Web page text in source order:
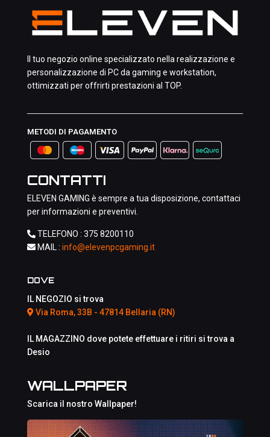
Il tuo negozio online specializzato nella realizzazione e
personalizzazione di PC da gaming e workstation,
ottimizzati per offrirti prestazioni al TOP.
METODI DI PAGAMENTO
CONTATTI
ELEVEN GAMING è sempre a tua disposizione, contattaci
per informazioni e preventivi.
TELEFONO : 375 8200110
MAIL : info@elevenpcgaming.it
DOVE
IL NEGOZIO si trova
Via Roma, 33B - 47814 Bellaria (RN)
IL MAGAZZINO dove potete effettuare i ritiri si trova a
Desio
WALLPAPER
Scarica il nostro Wallpaper!